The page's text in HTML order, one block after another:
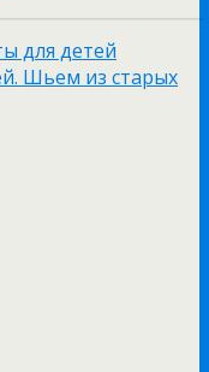
для детей
Шьем из старых